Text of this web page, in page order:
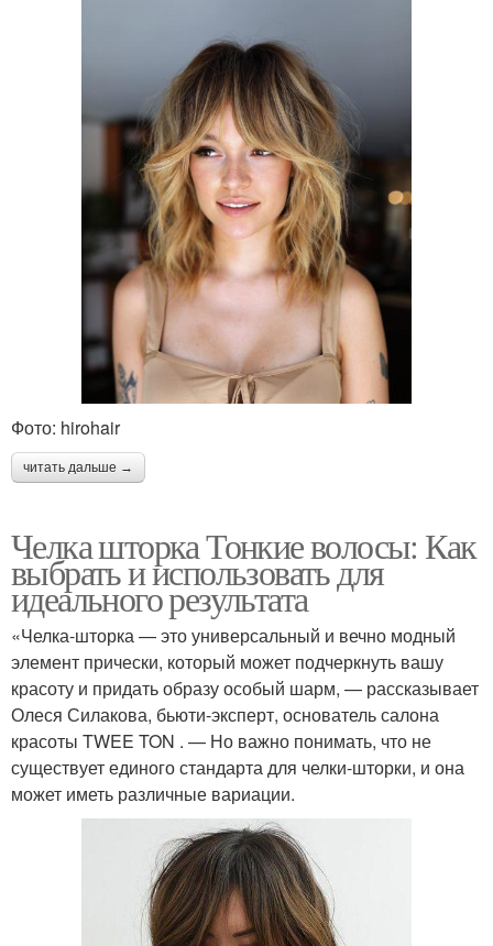
Фото: hirohair
читать дальше →
Челка шторка Тонкие волосы: Как
выбрать и использовать для
идеального результата
«Челка-шторка — это универсальный и вечно модный
элемент прически, который может подчеркнуть вашу
красоту и придать образу особый шарм, — рассказывает
Олеся Силакова, бьюти-эксперт, основатель салона
красоты TWEE TON . — Но важно понимать, что не
существует единого стандарта для челки-шторки, и она
может иметь различные вариации.